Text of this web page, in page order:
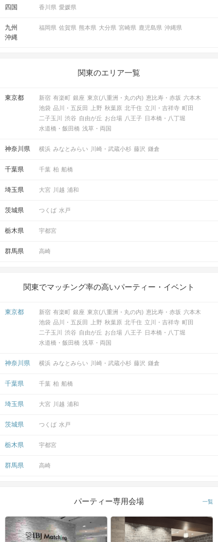
皆さまと一緒に盛り上げましょう♪
特別な時間をご体感ください。
四国 香川県 愛媛県
九州
沖縄
福岡県 佐賀県 熊本県 大分県 宮崎県 鹿児島県 沖縄県
関東のエリア一覧
東京都 新宿 有楽町 銀座 東京(八重洲・丸の内) 恵比寿・赤坂 六本木
池袋 品川・五反田 上野 秋葉原 北千住 立川・吉祥寺 町田
二子玉川
渋谷 自由が丘 お台場 八王子 日本橋・八丁堀
水道橋・飯田橋 浅草・両国
神奈川県 横浜 みなとみらい 川崎・武蔵小杉 藤沢 鎌倉
千葉県 千葉 柏 船橋
埼玉県 大宮 川越 浦和
茨城県 つくば 水戸
栃木県 宇都宮
群馬県 高崎
関東でマッチング率の高いパーティー・イベント
東京都 新宿 有楽町 銀座 東京(八重洲・丸の内) 恵比寿・赤坂 六本木
池袋 品川・五反田 上野 秋葉原 北千住 立川・吉祥寺 町田
二子玉川
渋谷 自由が丘 お台場 八王子 日本橋・八丁堀
水道橋・飯田橋 浅草・両国
神奈川県 横浜 みなとみらい 川崎・武蔵小杉 藤沢 鎌倉
千葉県 千葉 柏 船橋
埼玉県 大宮 川越 浦和
茨城県 つくば 水戸
栃木県 宇都宮
群馬県 高崎
パーティー専用会場 一覧